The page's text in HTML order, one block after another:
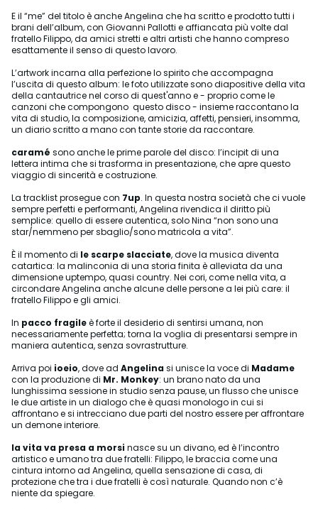
E il “me” del titolo è anche Angelina che ha scritto e prodotto tutti i
brani dell’album, con Giovanni Pallotti e affiancata più volte dal
fratello Filippo, da amici stretti e altri artisti che hanno compreso
esattamente il senso di questo lavoro.
L’artwork incarna alla perfezione lo spirito che accompagna
l’uscita di questo album: le foto utilizzate sono diapositive della vita
della cantautrice nel corso di quest'anno e - proprio come le
canzoni che compongono questo disco - insieme raccontano la
vita di studio, la composizione, amicizia, affetti, pensieri, insomma,
un diario scritto a mano con tante storie da raccontare.
caramé sono anche le prime parole del disco: l’incipit di una
lettera intima che si trasforma in presentazione, che apre questo
viaggio di sincerità e costruzione.
La tracklist prosegue con 7up. In questa nostra società che ci vuole
sempre perfetti e performanti, Angelina rivendica il diritto più
semplice: quello di essere autentica, solo Nina “non sono una
star/nemmeno per sbaglio/sono matricola a vita”.
È il momento di le scarpe slacciate, dove la musica diventa
catartica: la malinconia di una storia finita è alleviata da una
dimensione uptempo, quasi country. Nei cori, come nella vita, a
circondare Angelina anche alcune delle persone a lei più care: il
fratello Filippo e gli amici.
In pacco fragileè forte il desiderio di sentirsi umana, non
necessariamente perfetta; torna la voglia di presentarsi sempre in
maniera autentica, senza sovrastrutture.
Arriva poi ioeio, dove ad Angelina si unisce la voce di Madame
con la produzione di Mr. Monkey: un brano nato da una
lunghissima sessione in studio senza pause, un flusso che unisce
le due artiste in un dialogo che è quasi monologo in cui si
affrontano e si intrecciano due parti del nostro essere per affrontare
un demone interiore.
la vita va presa a morsi nasce su un divano, ed è l’incontro
artistico e umano tra due fratelli: Filippo, le braccia come una
cintura intorno ad Angelina, quella sensazione di casa, di
protezione che tra i due fratelli è così naturale. Quando non c’è
niente da spiegare.